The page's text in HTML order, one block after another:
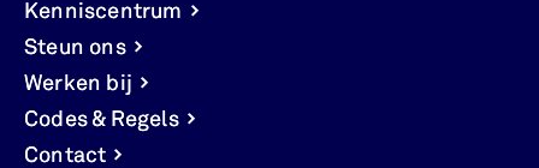
Kenniscentrum
Steun ons
Werken bij
Codes & Regels
Contact